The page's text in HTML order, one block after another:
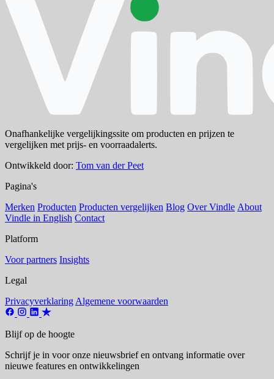
Onafhankelijke vergelijkingssite om producten en prijzen te
vergelijken met prijs- en voorraadalerts.
Ontwikkeld door: Tom van der Peet
Pagina's
Merken Producten Producten vergelijken Blog Over Vindle About
Vindle in English Contact
Platform
Voor partners Insights
Legal
Privacyverklaring Algemene voorwaarden
Blijf op de hoogte
Schrijf je in voor onze nieuwsbrief en ontvang informatie over
nieuwe features en ontwikkelingen